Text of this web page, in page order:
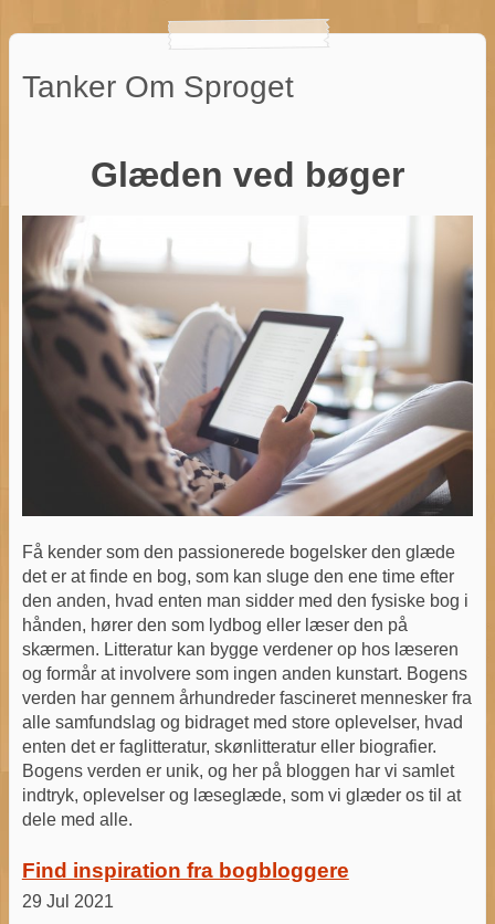
Tanker Om Sproget
Glæden ved bøger
Få kender som den passionerede bogelsker den glæde
det er at finde en bog, som kan sluge den ene time efter
den anden, hvad enten man sidder med den fysiske bog i
hånden, hører den som lydbog eller læser den på
skærmen. Litteratur kan bygge verdener op hos læseren
og formår at involvere som ingen anden kunstart. Bogens
verden har gennem århundreder fascineret mennesker fra
alle samfundslag og bidraget med store oplevelser, hvad
enten det er faglitteratur, skønlitteratur eller biografier.
Bogens verden er unik, og her på bloggen har vi samlet
indtryk, oplevelser og læseglæde, som vi glæder os til at
dele med alle.
Find inspiration fra bogbloggere
29 Jul 2021